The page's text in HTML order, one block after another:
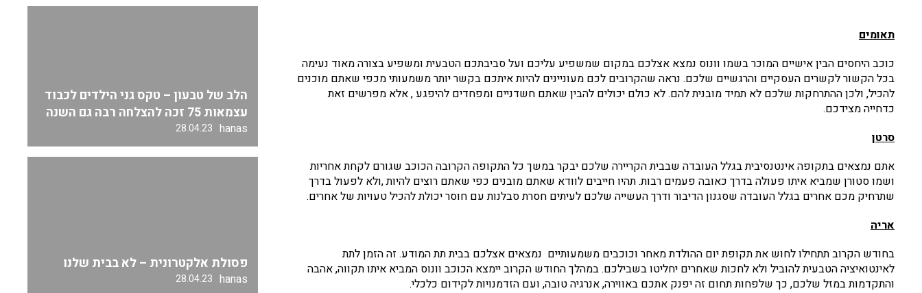
תאומים
כוכב היחסים הבין אישיים המוכר בשמו וונוס נמצא אצלכם במקום שמשפיע עליכם ועל סביבתכם הטבעית ומשפיע בצורה מאוד נעימה
בכל הקשור לקשרים העסקיים והרגשיים שלכם. נראה שהקרובים לכם מעוניינים להיות איתכם בקשר יותר משמעותי מכפי שאתם מוכנים
להכיל, ולכן ההתרחקות שלכם לא תמיד מובנית להם. לא כולם יכולים להבין שאתם חשדניים ומפחדים להיפגע , אלא מפרשים זאת
כדחייה מצידכם.
סרטן
אתם נמצאים בתקופה אינטנסיבית בגלל העובדה שבבית הקריירה שלכם יבקר במשך כל התקופה הקרובה הכוכב שגורם לקחת אחריות
ושמו סטורן שמביא איתו פעולה בדרך כאובה פעמים רבות. תהיו חייבים לוודא שאתם מובנים כפי שאתם רוצים להיות ,ולא לפעול בדרך
שתרחיק מכם אחרים בגלל העובדה שסגנון הדיבור ודרך העשייה שלכם לעיתים חסרת סבלנות עם חוסר יכולת להכיל טעויות של אחרים.
אריה
בחודש הקרוב תתחילו לחוש את תקופת יום ההולדת מאחר וכוכבים משמעותיים נמצאים אצלכם בבית תת המודע. זה הזמן לתת
לאינטואיציה הטבעית להוביל ולא לחכות שאחרים יחליטו בשבילכם. במהלך החודש הקרוב יימצא הכוכב וונוס המביא איתו תקווה, אהבה
והתקדמות במזל שלכם, כך שלפחות תחום זה יפנק אתכם באווירה, אנרגיה טובה, ועם הזדמנויות לקידום כלכלי.
הלב של טבעון – טקס גני הילדים לכבוד
עצמאות 75 זכה להצלחה רבה גם השנה
hanas
28.04.23
פסולת אלקטרונית – לא בבית שלנו
hanas
28.04.23